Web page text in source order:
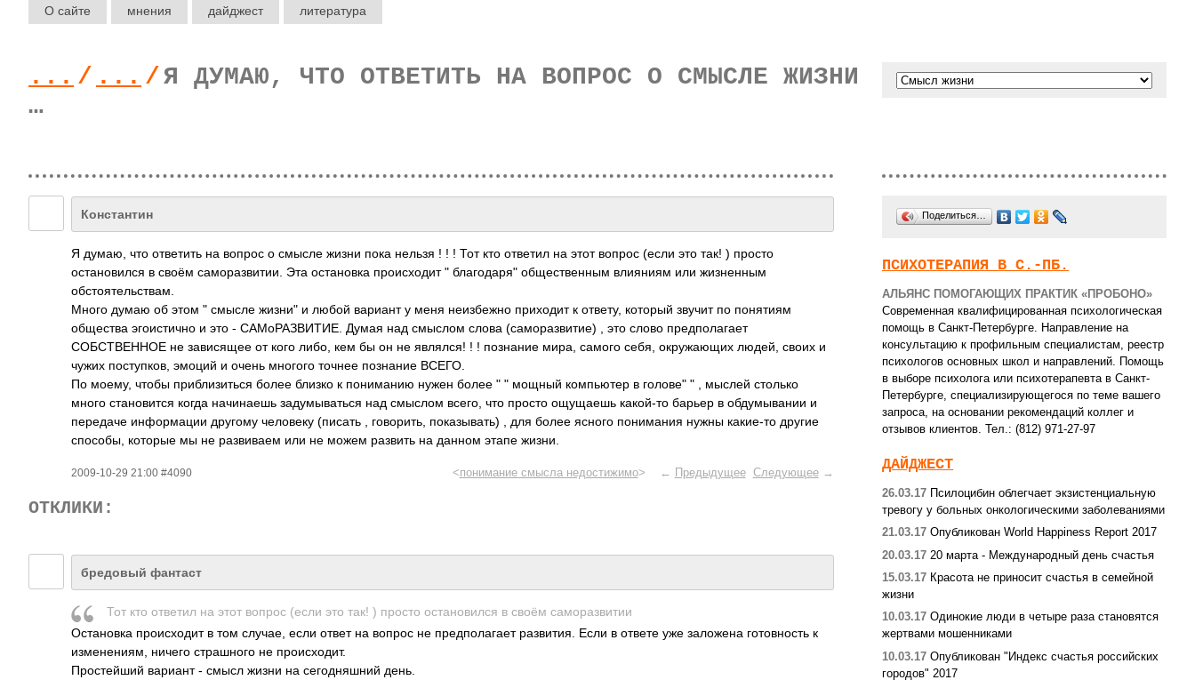
О сайте мнения дайджест литература
... / ... /Я ДУМАЮ, ЧТО ОТВЕТИТЬ НА ВОПРОС О СМЫСЛЕ ЖИЗНИ
…
Константин
Я думаю, что ответить на вопрос о смысле жизни пока нельзя ! ! ! Тот кто ответил на этот вопрос (если это так! ) просто
остановился в своём саморазвитии. Эта остановка происходит " благодаря" общественным влияниям или жизненным
обстоятельствам.
Много думаю об этом " смысле жизни" и любой вариант у меня неизбежно приходит к ответу, который звучит по понятиям
общества эгоистично и это - САМоРАЗВИТИЕ. Думая над смыслом слова (саморазвитие) , это слово предполагает
СОБСТВЕННОЕ не зависящее от кого либо, кем бы он не являлся! ! ! познание мира, самого себя, окружающих людей, своих и
чужих поступков, эмоций и очень многого точнее познание ВСЕГО.
По моему, чтобы приблизиться более близко к пониманию нужен более " " мощный компьютер в голове" " , мыслей столько
много становится когда начинаешь задумываться над смыслом всего, что просто ощущаешь какой-то барьер в обдумывании и
передаче информации другому человеку (писать , говорить, показывать) , для более ясного понимания нужны какие-то другие
способы, которые мы не развиваем или не можем развить на данном этапе жизни.
2009-10-29 21:00 #4090 <понимание смысла недостижимо> ← Предыдущее Следующее→
ОТКЛИКИ:
бредовый фантаст
Тот кто ответил на этот вопрос (если это так! ) просто оста­нови­лся в своём само­разв­итии
Остановка происходит в том случае, если ответ на вопрос не предполагает развития. Если в ответе уже заложена готовность к
изменениям, ничего страшного не происходит.
Простейший вариант - смысл жизни на сегодняшний день.
Поделиться…
ПСИХОТЕРАПИЯ В С.-ПБ.
АЛЬЯНС ПОМОГАЮЩИХ ПРАКТИК «ПРОБОНО»
Современная квалифицированная психологическая
помощь в Санкт-Петербурге. Направление на
консультацию к профильным специалистам, реестр
психологов основных школ и направлений. Помощь
в выборе психолога или психотерапевта в Санкт-
Петербурге, специализирующегося по теме вашего
запроса, на основании рекомендаций коллег и
отзывов клиентов. Тел.: (812) 971-27-97
ДАЙДЖЕСТ
26.03.17 Псилоцибин облегчает экзистенциальную
тревогу у больных онкологическими заболеваниями
21.03.17 Опубликован World Happiness Report 2017
20.03.17 20 марта - Международный день счастья
15.03.17 Красота не приносит счастья в семейной
жизни
10.03.17 Одинокие люди в четыре раза становятся
жертвами мошенниками
10.03.17 Опубликован "Индекс счастья российских
городов" 2017